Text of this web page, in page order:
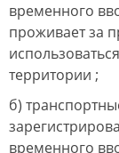
временного
проживает за
территории ;
б)
временного